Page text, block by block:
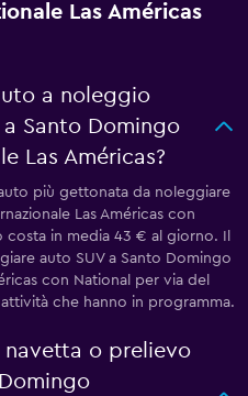
Las Américas
a noleggio
Santo Domingo
Las Américas?
più gettonata da noleggiare
Las Américas con
in media 43 € al giorno. Il
auto SUV a Santo Domingo
con National per via del
che hanno in programma.
navetta o prelievo